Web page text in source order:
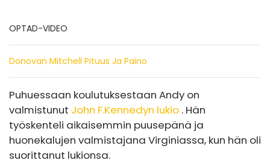
OPTAD-VIDEO
Donovan Mitchell Pituus Ja Paino
Puhuessaan koulutuksestaan ​​Andy on
valmistunut John F.Kennedyn lukio . Hän
työskenteli aikaisemmin puusepänä ja
huonekalujen valmistajana Virginiassa, kun hän oli
suorittanut lukionsa.